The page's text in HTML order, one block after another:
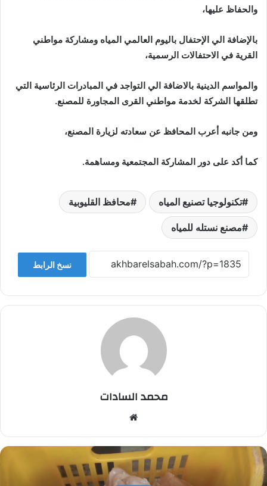
والحفاظ عليها،
بالإضافة الي الإحتفال باليوم العالمي المياه ومشاركة مواطني
القرية في الاحتفالات الرسمية،
والمواسم الدينية بالاضافة الي التواجد في المبادرات الرئاسية التي
تطلقها الشركة لخدمة مواطني القرى المجاورة للمصنع.
ومن جانبه أعرب المحافظ عن سعادته لزيارة المصنع،
كما أكد على دور المشاركة المجتمعية ومساهمة.
تكنولوجيا تصنيع المياه محافظ القليوبية
مصنع نستله للمياه
نسخ الرابط
محمد السادات